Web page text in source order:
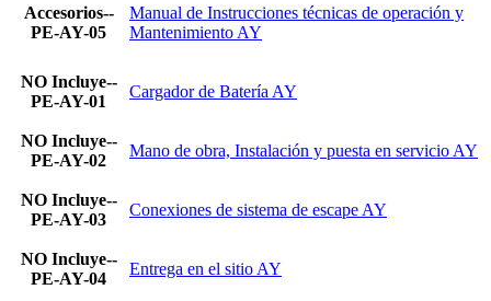
Accesorios--
PE-AY-05
Manual de Instrucciones técnicas de operación y
Mantenimiento AY
NO Incluye--
PE-AY-01
Cargador de Batería AY
NO Incluye--
PE-AY-02
Mano de obra, Instalación y puesta en servicio AY
NO Incluye--
PE-AY-03
Conexiones de sistema de escape AY
NO Incluye--
PE-AY-04
Entrega en el sitio AY